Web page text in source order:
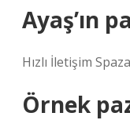
Ayaş’ın
Hızlı İletişim
Örnek